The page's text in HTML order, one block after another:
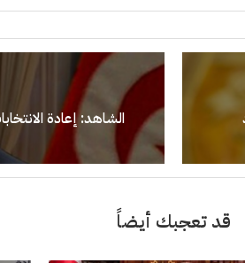
الشاهد: إعادة
قد تعجبك أيضاً